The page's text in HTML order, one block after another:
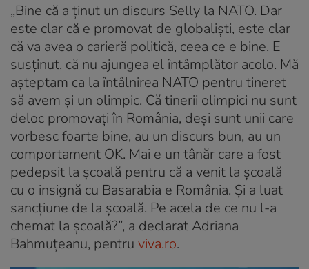
„Bine că a ținut un discurs Selly la NATO. Dar
este clar că e promovat de globaliști, este clar
că va avea o carieră politică, ceea ce e bine. E
susținut, că nu ajungea el întâmplător acolo. Mă
așteptam ca la întâlnirea NATO pentru tineret
să avem și un olimpic. Că tinerii olimpici nu sunt
deloc promovați în România, deși sunt unii care
vorbesc foarte bine, au un discurs bun, au un
comportament OK. Mai e un tânăr care a fost
pedepsit la școală pentru că a venit la școală
cu o insignă cu Basarabia e România. Și a luat
sancțiune de la școală. Pe acela de ce nu l-a
chemat la școală?”, a declarat Adriana
Bahmuțeanu, pentru viva.ro.